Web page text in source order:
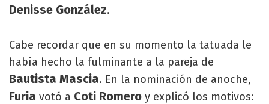
Denisse González.
Cabe recordar que en su momento la tatuada le
había hecho la fulminante a la pareja de
Bautista Mascia. En la nominación de anoche,
Furia votó a Coti Romero y explicó los motivos: